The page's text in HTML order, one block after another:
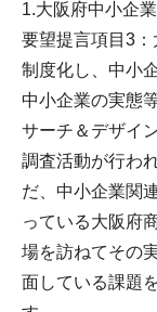
1.大阪府中小企
要望提言項目3
制度化し、中小
中小企業の実態
サーチ＆デザイ
調査活動が行わ
だ、中小企業関
っている大阪府
場を訪ねてその
面している課題